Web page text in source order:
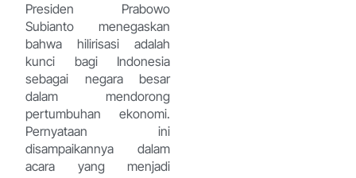
Presiden Prabowo
Subianto menegaskan
bahwa hilirisasi adalah
kunci bagi Indonesia
sebagai negara besar
dalam mendorong
pertumbuhan ekonomi.
Pernyataan ini
disampaikannya dalam
acara yang menjadi